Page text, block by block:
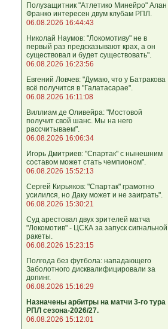
Полузащитник "Атлетико Минейро" Алан
Франко интересен двум клубам РПЛ.
06.08.2026 16:44:43
Николай Наумов: "Локомотиву" не в
первый раз предсказывают крах, а он
существовал и будет существовать".
06.08.2026 16:23:56
Евгений Ловчев: "Думаю, что у Батракова
всё получится в "Галатасарае".
06.08.2026 16:11:08
Виллиам де Оливейра: "Мостовой
получит свой шанс. Мы на него
рассчитываем".
06.08.2026 16:06:34
Игорь Дмитриев: "Спартак" с нынешним
составом может стать чемпионом".
06.08.2026 15:52:13
Сергей Кирьяков: "Спартак" грамотно
усилился, но Даку может и не заиграть".
06.08.2026 15:30:21
Суд арестовал двух зрителей матча
"Локомотив" - ЦСКА за запуск сигнальной
ракеты.
06.08.2026 15:23:15
Полгода без футбола: нападающего
Заболотного дисквалифицировали за
допинг.
06.08.2026 15:16:29
Назначены арбитры на матчи 3-го тура
РПЛ сезона-2026/27.
06.08.2026 15:12:01